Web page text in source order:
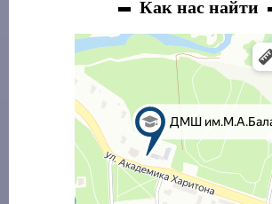
Как нас найти